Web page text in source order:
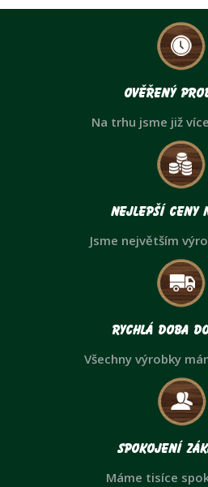
Ověřený
Na trhu jsme již
Nejlepší ceny
Jsme největším
Rychlá doba
Všechny výrobky
Spokojení
Máme tisíce